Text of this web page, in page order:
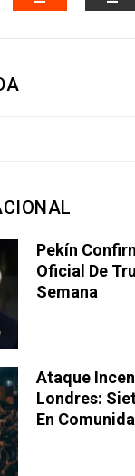
Pekín
Oficial De
Semana
Ataque
Londres:
En